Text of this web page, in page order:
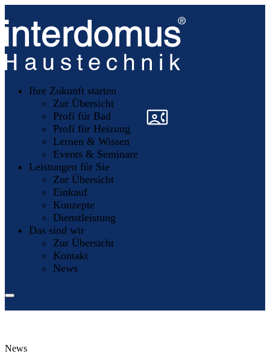
Ihre Zukunft starten
Zur Übersicht
Profi für Bad
Profi für Heizung
Lernen & Wissen
Events & Seminare
Leistungen für Sie
Zur Übersicht
Einkauf
Konzepte
Dienstleistung
Das sind wir
Zur Übersicht
Kontakt
News
»
News